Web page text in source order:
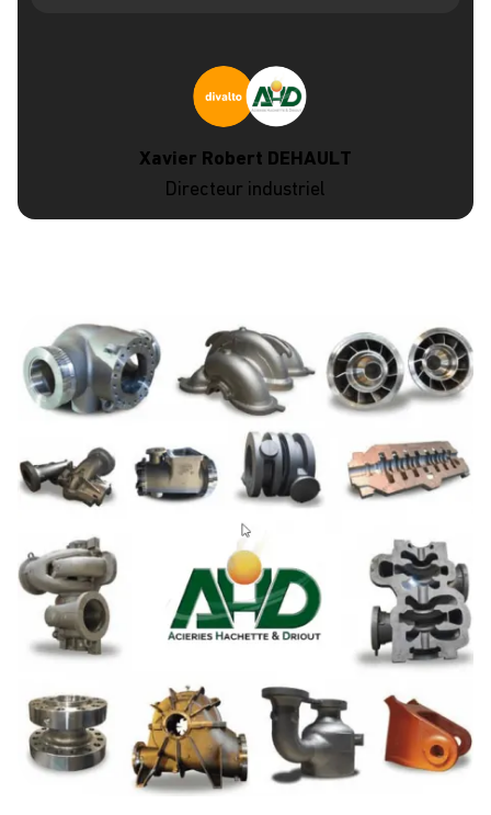
Xavier Robert DEHAULT
Directeur industriel